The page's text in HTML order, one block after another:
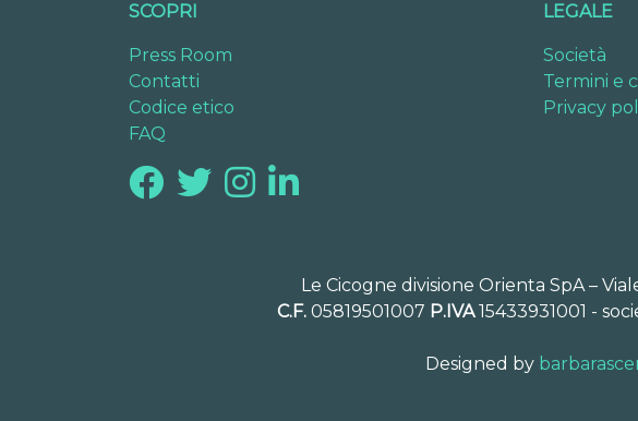
SCOPRI
Press Room
Contatti
Codice etico
FAQ
LEGALE
Società
Termini e
Privacy
Le Cicogne divisione Orienta SpA –
C.F. 05819501007 P.IVA15433931001 -
Designed by